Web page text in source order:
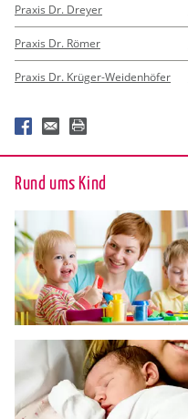
Praxis Dr. Dreyer
Praxis Dr. Römer
Praxis Dr. Krüger-Weidenhöfer
Rund ums Kind